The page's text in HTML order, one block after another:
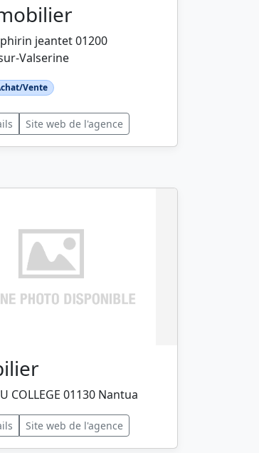
jeantet 01200
Valserine
Vente
Site web de l'agence
COLLEGE 01130 Nantua
Site web de l'agence